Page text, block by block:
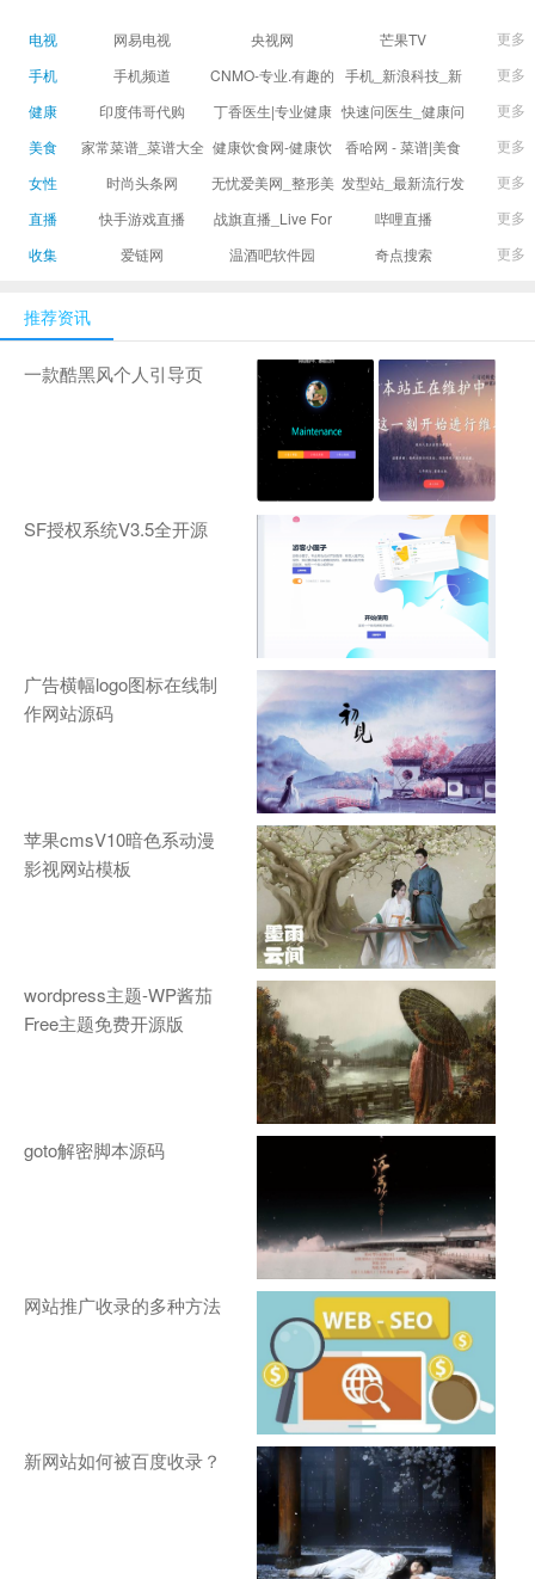
软件,证
电视 网易电视 央视网 芒果TV
更多
手机
手机频道
CNMO-专业.有趣的
科技新媒体
手机_新浪科技_新
浪网
更多
健康
印度伟哥代购
丁香医生|专业健康
生活方式平台
快速问医生_健康问
题免费在线咨询专
更多
美食
家常菜谱_菜谱大全
_菜谱家常菜做法大
健康饮食网-健康饮
食食谱_健康饮食小
香哈网 - 菜谱|美食
菜谱|菜谱大全-学做
更多
女性
时尚头条网
LADYMAX.cn|国内
新闻并提供奢侈品
无忧爱美网_整形美
容门户
发型站_最新流行发
型设计发型图片与
更多
直播
快手游戏直播
战旗直播_Live For
Gamers丨天生爱
哔哩直播
更多
收集
爱链网 温酒吧软件园 奇点搜索 更多
推荐资讯
一款酷黑风个人引导页
SF授权系统V3.5全开源
广告横幅logo图标在线制
作网站源码
苹果cmsV10暗色系动漫
影视网站模板
wordpress主题-WP酱茄
Free主题免费开源版
goto解密脚本源码
网站推广收录的多种方法
新网站如何被百度收录？